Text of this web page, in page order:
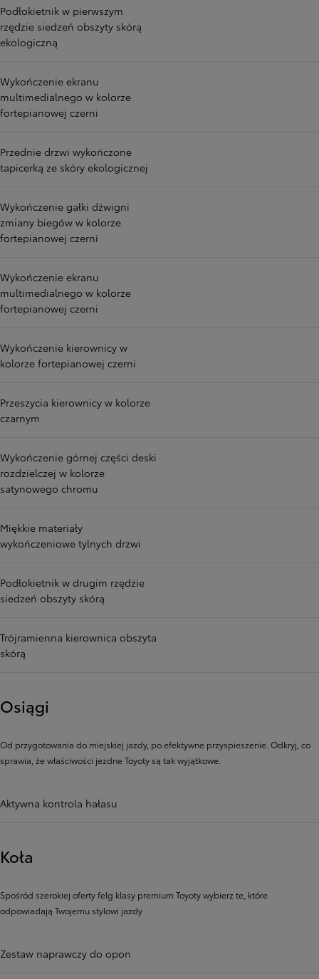
Podłokietnik w pierwszym
rzędzie siedzeń obszyty skórą
ekologiczną
Wykończenie ekranu
multimedialnego w kolorze
fortepianowej czerni
Przednie drzwi wykończone
tapicerką ze skóry ekologicznej
Wykończenie gałki dźwigni
zmiany biegów w kolorze
fortepianowej czerni
Wykończenie ekranu
multimedialnego w kolorze
fortepianowej czerni
Wykończenie kierownicy w
kolorze fortepianowej czerni
Przeszycia kierownicy w kolorze
czarnym
Wykończenie górnej części deski
rozdzielczej w kolorze
satynowego chromu
Miękkie materiały
wykończeniowe tylnych drzwi
Podłokietnik w drugim rzędzie
siedzeń obszyty skórą
Trójramienna kierownica obszyta
skórą
Osiągi
Od przygotowania do miejskiej jazdy, po efektywne przyspieszenie. Odkryj, co
sprawia, że ​​właściwości jezdne Toyoty są tak wyjątkowe.
Aktywna kontrola hałasu
Koła
Spośród szerokiej oferty felg klasy premium Toyoty wybierz te, które
odpowiadają Twojemu stylowi jazdy
Zestaw naprawczy do opon